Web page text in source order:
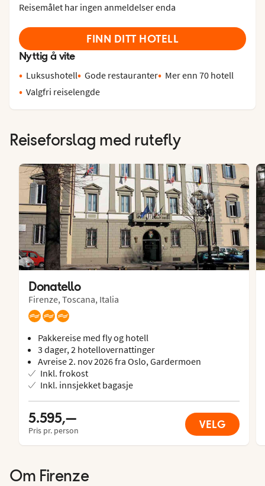
Reisemålet har ingen anmeldelser enda
FINN DITT HOTELL
Nyttig å vite
Luksushotell Gode restauranter
Mer enn 70 hotell
Valgfri reiselengde
Reiseforslag med rutefly
Donatello
Firenze, Toscana, Italia
Pakkereise med fly og hotell
3 dager, 2 hotellovernattinger
Avreise 2. nov 2026 fra Oslo, Gardermoen
Inkl. frokost
Inkl. innsjekket bagasje
5.595,—
Pris pr. person VELG
Om Firenze